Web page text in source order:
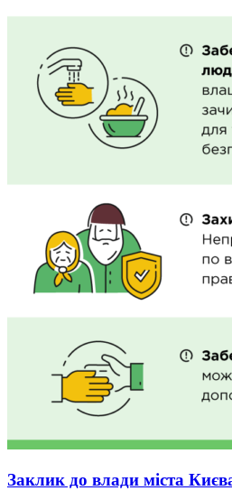
Заклик до влади міста